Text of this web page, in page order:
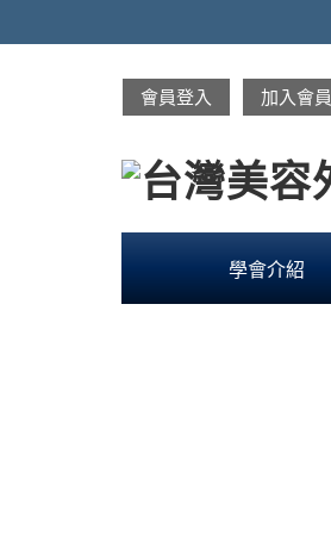
會員登入 加入會員
學會介紹